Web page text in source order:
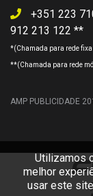
+351 223
912 213 122
AMP PUBLICIDADE
Utilizamos
melhor
usar este